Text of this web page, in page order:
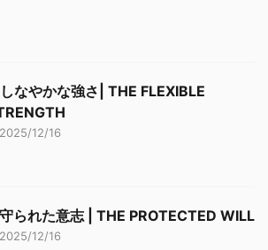
なやかな強さ| THE FLEXIBLE
2025/12/16
られた意志 | THE PROTECTED WILL
2025/12/16